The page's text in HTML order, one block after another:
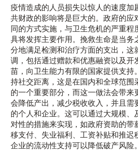
疫情造成的人员损失以惊人的速度加
共财政的影响将是巨大的。政府的
同的方式实施，与卫生危机的严重
具将发挥主要作用。挽救生命是当
分地满足检测和治疗方面的支出，这
调，包括通过赠款和优惠融资以及开
苗，向卫生能力有限的国家提供支
持社交距离，这是在国内和全球范围
的一个重要部分，而这一做法会带
会降低产出，减少税收收入，并且
的个人和企业。这可以通过大规模
对性的措施来实现，如政府资助的
移支付、失业福利、工资补贴和推
企业的流动性支持可以降低破产风险。